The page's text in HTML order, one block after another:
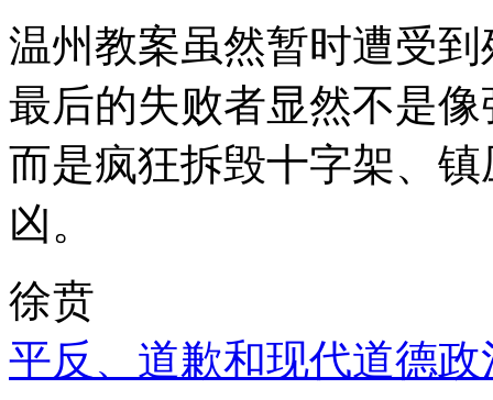
温州教案虽然暂时遭受
最后的失败者显然不是
而是疯狂拆毁十字架、
凶。
徐贲
平反、道歉和现代道德政